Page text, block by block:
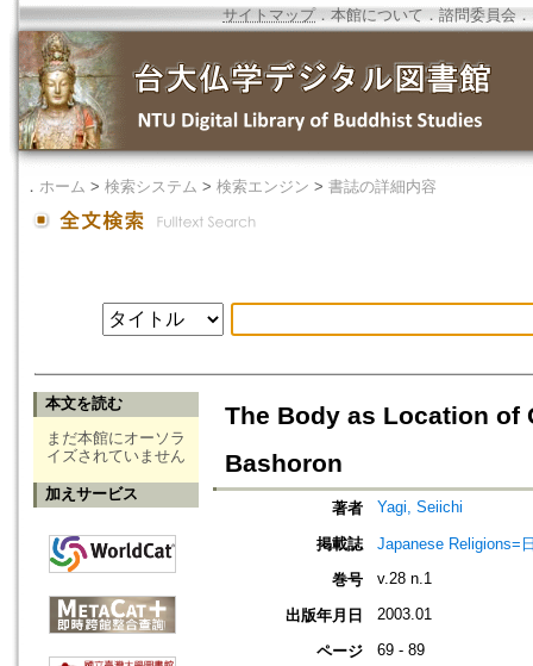
サイトマップ．本館について ． 諮問委員会 ．
． ホーム > 検索システム > 検索エンジン > 書誌の詳細内容
本文を読む
まだ本館にオーソラ
イズされていません
加えサービス
The Body as Location of
Bashoron
著者 Yagi, Seiichi
掲載誌
Japanese Religions=
巻号
v.28 n.1
出版年月日 2003.01
ページ 69 - 89